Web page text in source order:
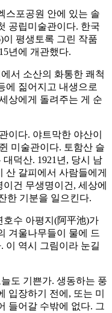
스포공원 안에 있는 솔
공립미술관이다. 한국
이 평생토록 그린 작품
년에 개관했다.
서 소산의 화통한 쾌척
에 짊어지고 내생으로
상에게 돌려주는 게 순
이다. 야트막한 야산이
미술관이다. 토함산 슬
덕산. 1921년, 당시 남
산 갈피에서 사람들에게
건 무생명이건, 세상에
한 기분을 일으킨다.
호수 아평지(阿平池)가
겨울나무들이 물에 드
이 역시 그림이라 눈길
도 기쁜가. 생동하는 풍
입장하기 전에, 또는 미
들어갈 수밖에 없다. 그